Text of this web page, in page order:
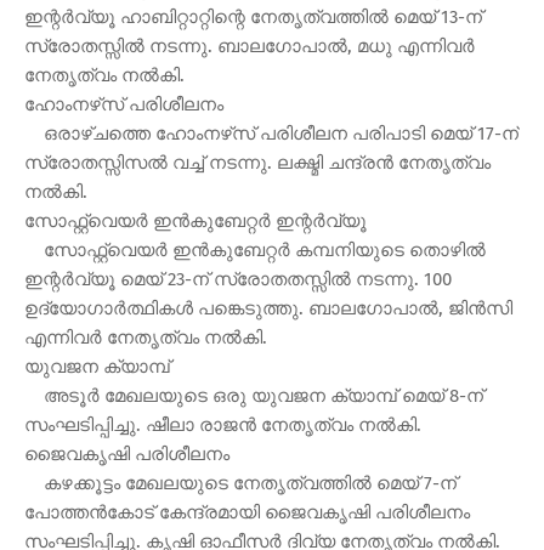
ഇന്റര്‍വ്യൂ ഹാബിറ്റാറ്റിന്റെ നേതൃത്വത്തില്‍ മെയ് 13-ന്
സ്രോതസ്സില്‍ നടന്നു. ബാലഗോപാല്‍, മധു എന്നിവര്‍
നേതൃത്വം നല്‍കി.
ഹോംനഴ്‌സ് പരിശീലനം
ഒരാഴ്ചത്തെ ഹോംനഴ്‌സ് പരിശീലന പരിപാടി മെയ് 17-ന്
സ്രോതസ്സിസല്‍ വച്ച് നടന്നു. ലക്ഷ്മി ചന്ദ്രന്‍ നേതൃത്വം
നല്‍കി.
സോഫ്റ്റ്‌വെയര്‍ ഇന്‍കുബേറ്റര്‍ ഇന്റര്‍വ്യൂ
സോഫ്റ്റ്‌വെയര്‍ ഇന്‍കുബേറ്റര്‍ കമ്പനിയുടെ തൊഴില്‍
ഇന്റര്‍വ്യൂ മെയ് 23-ന് സ്രോതതസ്സില്‍ നടന്നു. 100
ഉദ്യോഗാര്‍ത്ഥികള്‍ പങ്കെടുത്തു. ബാലഗോപാല്‍, ജിന്‍സി
എന്നിവര്‍ നേതൃത്വം നല്‍കി.
യുവജന ക്യാമ്പ്
അടൂര്‍ മേഖലയുടെ ഒരു യുവജന ക്യാമ്പ് മെയ് 8-ന്
സംഘടിപ്പിച്ചു. ഷീലാ രാജന്‍ നേതൃത്വം നല്‍കി.
ജൈവകൃഷി പരിശീലനം
കഴക്കൂട്ടം മേഖലയുടെ നേതൃത്വത്തില്‍ മെയ് 7-ന്
പോത്തന്‍കോട് കേന്ദ്രമായി ജൈവകൃഷി പരിശീലനം
സംഘടിപ്പിച്ചു. കൃഷി ഓഫീസര്‍ ദിവ്യ നേതൃത്വം നല്‍കി.